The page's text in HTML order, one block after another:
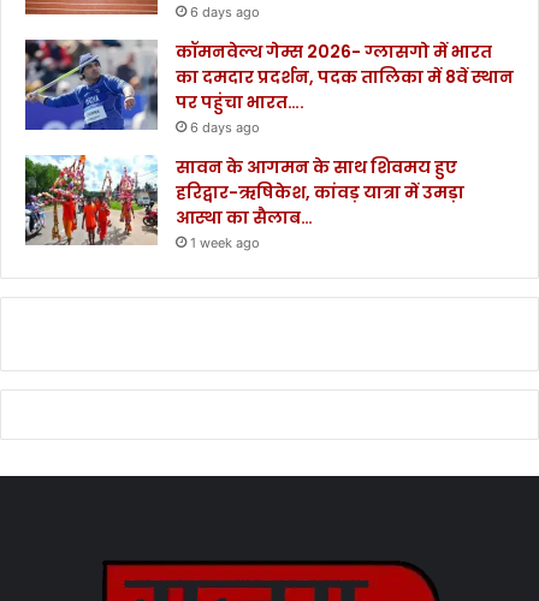
6 days ago
कॉमनवेल्थ गेम्स 2026- ग्लासगो में भारत
का दमदार प्रदर्शन, पदक तालिका में 8वें स्थान
पर पहुंचा भारत….
6 days ago
सावन के आगमन के साथ शिवमय हुए
हरिद्वार-ऋषिकेश, कांवड़ यात्रा में उमड़ा
आस्था का सैलाब…
1 week ago